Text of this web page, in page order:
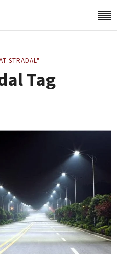
STRADAL"
Tag